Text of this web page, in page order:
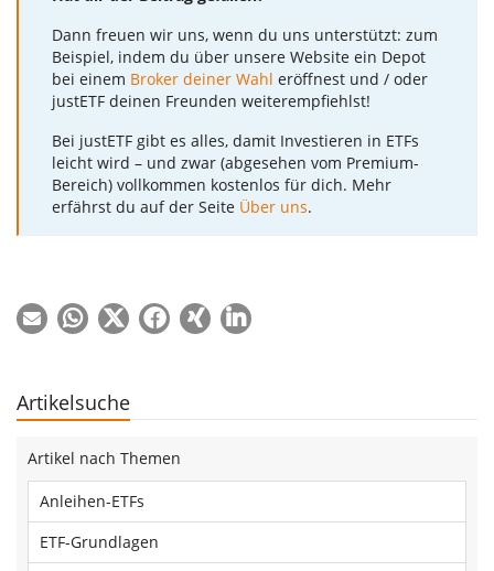
Dann freuen wir uns, wenn du uns unterstützt: zum
Beispiel, indem du über unsere Website ein Depot
bei einem Broker deiner Wahl eröffnest und / oder
justETF deinen Freunden weiterempfiehlst!
Bei justETF gibt es alles, damit Investieren in ETFs
leicht wird – und zwar (abgesehen vom Premium-
Bereich) vollkommen kostenlos für dich. Mehr
erfährst du auf der Seite Über uns.
Artikelsuche
Artikel nach Themen
Anleihen-ETFs
ETF-Grundlagen